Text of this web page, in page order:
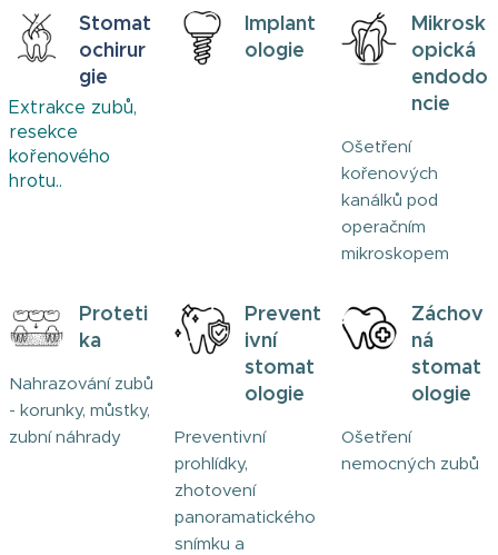
Stomat
ochirur
gie
Extrakce zubů,
resekce
kořenového
hrotu..
Implant
ologie
Mikrosk
opická
endodo
ncie
Ošetření
kořenových
kanálků pod
operačním
mikroskopem
Proteti
ka
Nahrazování zubů
- korunky, můstky,
zubní náhrady
Prevent
ivní
stomat
ologie
Preventivní
prohlídky,
zhotovení
panoramatického
snímku a
Záchov
ná
stomat
ologie
Ošetření
nemocných zubů